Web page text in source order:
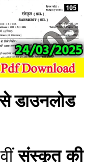
डाउनलोड
संस्कृत की